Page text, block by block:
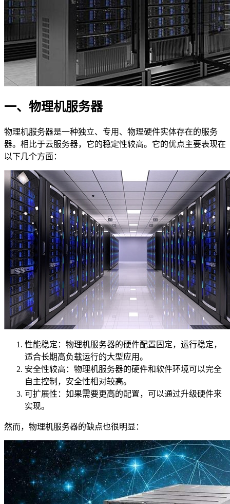
一、物理机服务器
物理机服务器是一种独立、专用、物理硬件实体存在的服务
器。相比于云服务器，它的稳定性较高。它的优点主要表现在
以下几个方面：
性能稳定：物理机服务器的硬件配置固定，运行稳定，
适合长期高负载运行的大型应用。
安全性较高：物理机服务器的硬件和软件环境可以完全
自主控制，安全性相对较高。
可扩展性：如果需要更高的配置，可以通过升级硬件来
实现。
然而，物理机服务器的缺点也很明显：